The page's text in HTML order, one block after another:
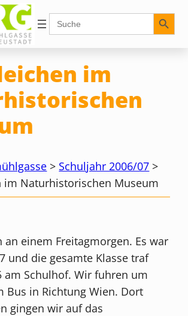
Search
for:
Search Button
im
> Schuljahr 2006/07 >
im Naturhistorischen Museum
an einem Freitagmorgen. Es war
und die gesamte Klasse traf
am Schulhof. Wir fuhren um
Bus in Richtung Wien. Dort
gingen wir auf das